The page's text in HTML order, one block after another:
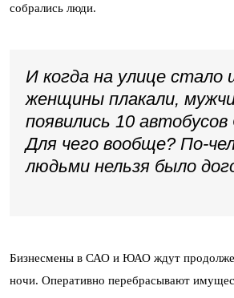
собрались люди.
И когда на улице стало
женщины плакали,
появились 10
Для чего вообще? По-
людьми нельзя было
Бизнесмены в САО и ЮАО ждут
ночи. Оперативно перебрасывают